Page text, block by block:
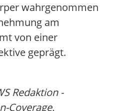
wahrgenommen
am
von einer
geprägt.
Redaktion -
Coverage.